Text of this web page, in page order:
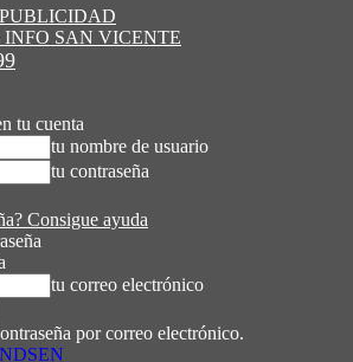
SAN VICENTE
tu cuenta
tu nombre de usuario
tu contraseña
Consigue ayuda
tu correo electrónico
por correo electrónico.